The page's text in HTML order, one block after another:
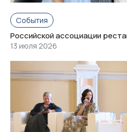
События
Российской ассоциации
13 июля 2026